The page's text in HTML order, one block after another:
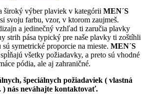
široký výber plaviek v kategórii MEN´S
svoju farbu, vzor, v ktorom zaujmeš.
a jedinečný vzhľad ti zaručia plavky
strih pása typický pre naše plavky ti zoštíhli
symetrické proporcie na mieste. MEN´S
všetky požiadavky, a preto sú vhodné
pódia, ale aj zahraničné.
špeciálnych požiadaviek ( vlastná
) nás neváhajte kontaktovať.